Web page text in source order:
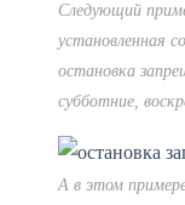
Следующий
установленная
остановка
субботние,
А в этом